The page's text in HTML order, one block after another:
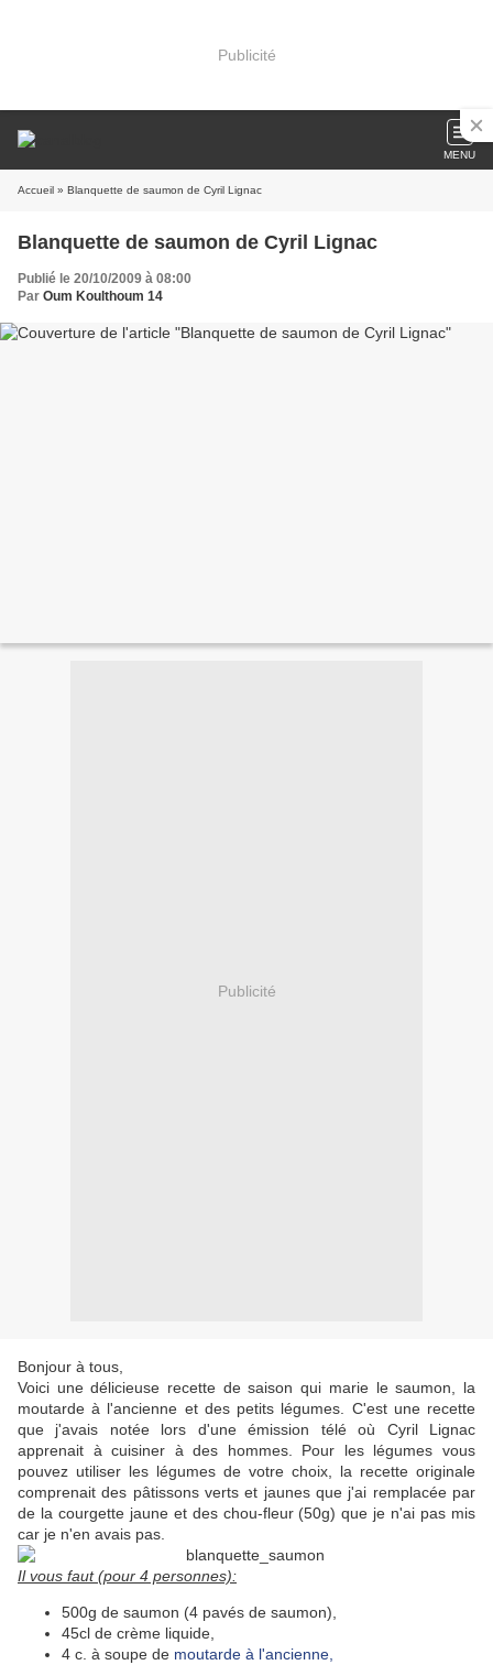
Publicité
MENU
Accueil » Blanquette de saumon de Cyril Lignac
Blanquette de saumon de Cyril Lignac
Publié le 20/10/2009 à 08:00
Par Oum Koulthoum 14
Publicité
Bonjour à tous,
Voici une délicieuse recette de saison qui marie le saumon, la
moutarde à l'ancienne et des petits légumes. C'est une recette
que j'avais notée lors d'une émission télé où Cyril Lignac
apprenait à cuisiner à des hommes. Pour les légumes vous
pouvez utiliser les légumes de votre choix, la recette originale
comprenait des pâtissons verts et jaunes que j'ai remplacée par
de la courgette jaune et des chou-fleur (50g) que je n'ai pas mis
car je n'en avais pas.
Il vous faut (pour 4 personnes):
500g de saumon (4 pavés de saumon),
45cl de crème liquide,
4 c. à soupe de moutarde à l'ancienne,